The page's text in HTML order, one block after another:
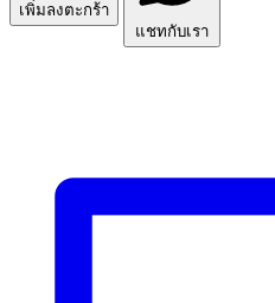
เพิ่มลงตะกร้า
แชทกับเรา